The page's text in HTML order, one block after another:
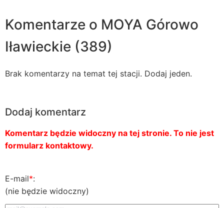
Komentarze o MOYA Górowo
Iławieckie (389)
Brak komentarzy na temat tej stacji. Dodaj jeden.
Dodaj komentarz
Komentarz będzie widoczny na tej stronie. To nie jest
formularz kontaktowy.
E-mail*:
(nie będzie widoczny)